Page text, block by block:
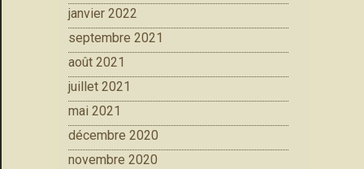
janvier 2022
septembre 2021
août 2021
juillet 2021
mai 2021
décembre 2020
novembre 2020